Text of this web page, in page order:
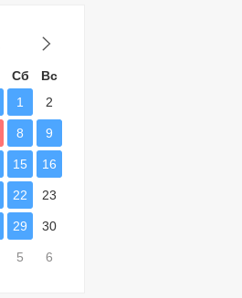
Сб
Вс
1 2
8 9
15 16
22 23
29 30
5 6